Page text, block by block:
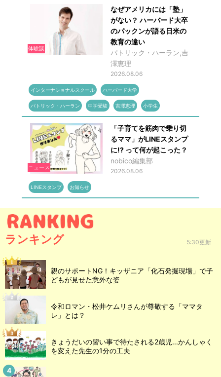
体験談
なぜアメリカには「塾」
がない？ ハーバード大卒
のパックンが語る日米の
教育の違い
パトリック・ハーラン,吉
澤恵理
2026.08.06
インターナショナルスクール ハーバード大学
パトリック・ハーラン 中学受験 吉澤恵理 小学生
ニュース
「子育てを筋肉で乗り切
るママ」がLINEスタンプ
に!? って何が起こった？
nobico編集部
2026.08.06
LINEスタンプ お知らせ
ランキング 5:30更新
親のサポートNG！キッザニア「化石発掘現場」で子
どもが見せた意外な姿
令和ロマン・松井ケムリさんが尊敬する「ママタ
レ」とは？
きょうだいの習い事で待たされる2歳児...かんしゃく
を変えた先生の1分の工夫